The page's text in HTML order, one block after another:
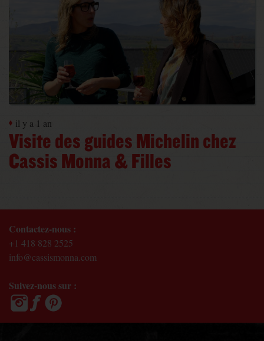
il y a 1 an
Visite des guides Michelin chez
Cassis Monna & Filles
Contactez-nous :
+1 418 828 2525
info@cassismonna.com
Suivez-nous sur :